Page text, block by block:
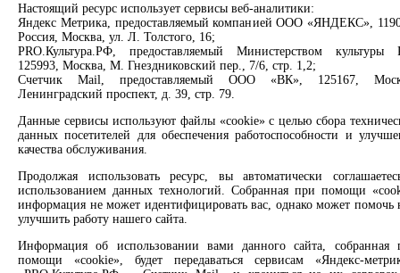
Информация о библиотеке
Библиотека № 7 имени И.М. Ермакова
Свободно - 1, всего - 1
Библиотека № 8 имени А.П. Чехова
Свободно - 1, всего - 1
Информация о библиотеке
Ф 11
Оцените качество услуг
Направить обращение директору
Соцсети
Вконтакте
Max
Rutube
Заметили опечатку? Выделите текст с ошибкой и нажмите
клавиши Ctrl+Enter или ссылку ниже
2008 –2026© Централизованная городская библиотечная
Настоящий ресурс использует сервисы веб-аналитики:
Яндекс Метрика, предоставляемый компанией ООО «ЯНДЕКС»,
Россия, Москва, ул. Л. Толстого, 16;
PRO.Культура.РФ, предоставляемый Министерством культуры
125993, Москва, М. Гнездниковский пер., 7/6, стр. 1,2;
Счетчик Mail, предоставляемый ООО «ВК», 125167,
Ленинградский проспект, д. 39, стр. 79.
Данные сервисы используют файлы «cookie» с целью сбора
данных посетителей для обеспечения работоспособности и
качества обслуживания.
Продолжая использовать ресурс, вы автоматически
использованием данных технологий. Собранная при помощи
информация не может идентифицировать вас, однако может помочь
улучшить работу нашего сайта.
Информация об использовании вами данного сайта, собранная
помощи «cookie», будет передаваться сервисам «Яндекс-